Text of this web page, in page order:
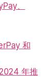
、
和
年推